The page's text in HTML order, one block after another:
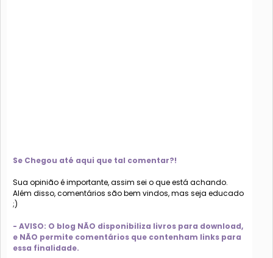
Se Chegou até aqui que tal comentar?!
Sua opinião é importante, assim sei o que está achando.
Além disso, comentários são bem vindos, mas seja educado
;)
- AVISO: O blog NÃO disponibiliza livros para download,
e NÃO permite comentários que contenham links para
essa finalidade.